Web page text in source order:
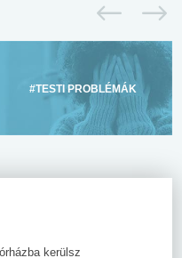
#TESTI PROBLÉMÁK
kerülsz